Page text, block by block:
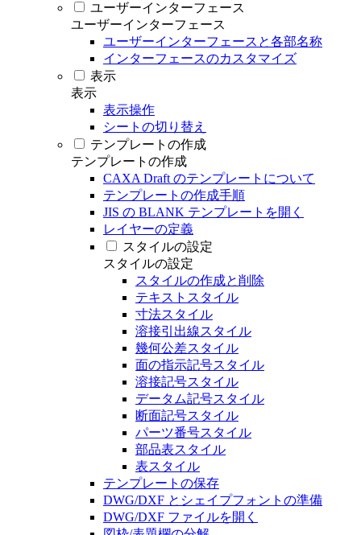
ユーザーインターフェース
ユーザーインターフェース
ユーザーインターフェースと各部名称
インターフェースのカスタマイズ
表示
表示
表示操作
シートの切り替え
テンプレートの作成
テンプレートの作成
CAXA Draft のテンプレートについて
テンプレートの作成手順
JIS の BLANK テンプレートを開く
レイヤーの定義
スタイルの設定
スタイルの設定
スタイルの作成と削除
テキストスタイル
寸法スタイル
溶接引出線スタイル
幾何公差スタイル
面の指示記号スタイル
溶接記号スタイル
データム記号スタイル
断面記号スタイル
パーツ番号スタイル
部品表スタイル
表スタイル
テンプレートの保存
DWG/DXF とシェイプフォントの準備
DWG/DXF ファイルを開く